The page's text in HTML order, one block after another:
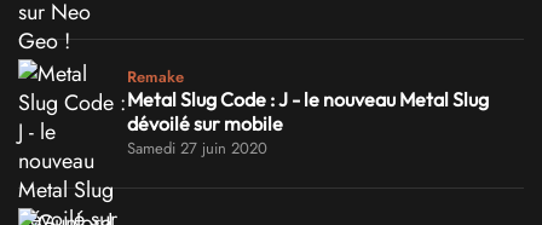
Remake
Metal Slug Code : J - le nouveau Metal Slug
dévoilé sur mobile
Samedi 27 juin 2020